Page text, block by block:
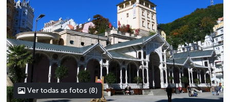
Ver todas as fotos (8)